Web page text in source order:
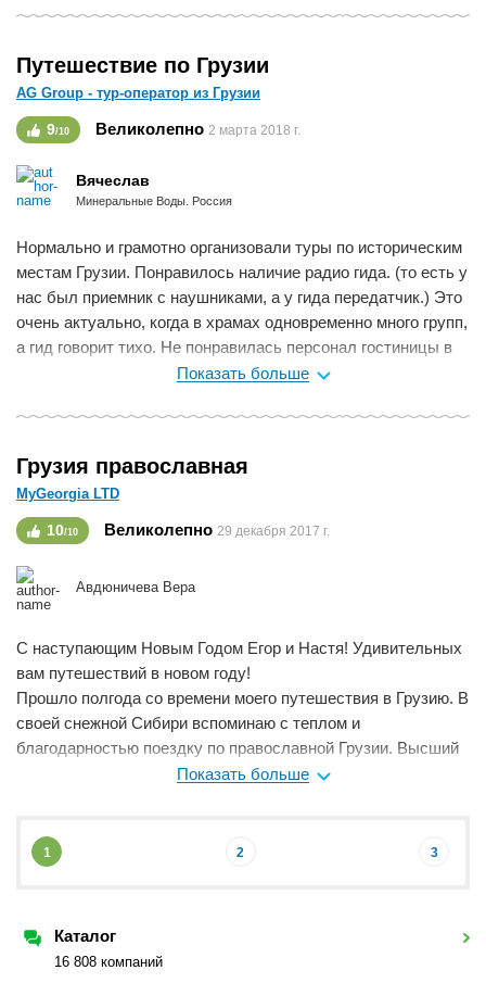
В Батуми отель был замечательный и удачно расположен,
(мои извинения, если имя - оно очень необычное - написала
с ошибками) на редкость интеллигентно и очень интересно
вел экскурсию. Транспорт был комфортным.
У нас остались самые лучшие впечатления от поездок.
Сотрудник компании Илона Микелова, которая работала с
нами, была "на высоте", она профессионал, об этом могу
Желаю ей, а также фирме Ameli Travel быть всегда такими
же доброжелательными и, конечно, профессиональными
специалистами.
Удачи!
Мне нравится 0
Путешествие по Грузии
AG Group - тур-оператор из Грузии
9/10 Великолепно 2 марта 2018 г.
Вячеслав
Минеральные Воды. Россия
Нормально и грамотно организовали туры по историческим
местам Грузии. Понравилось наличие радио гида. (то есть у
нас был приемник с наушниками, а у гида передатчик.) Это
очень актуально, когда в храмах одновременно много групп,
а гид говорит тихо. Не понравилась персонал гостиницы в
Кутаиси, правда были там одну ночь.
Показать больше
Грузия православная
MyGeorgia LTD
10/10 Великолепно 29 декабря 2017 г.
Авдюничева Вера
С наступающим Новым Годом Егор и Настя! Удивительных
вам путешествий в новом году!
Прошло полгода со времени моего путешествия в Грузию. В
своей снежной Сибири вспоминаю с теплом и
благодарностью поездку по православной Грузии. Высший
уровень организации, начиная от встречи в аэропорту и на
водители, хороший уровень размещения в отелях,
практически индивидуальный подбор поездки для каждого
предпринимала особых усилий, но на каждом этапе
чувствовалась ее забота о каждом, везде нас ждали
Показать больше
1 2 3
Каталог
16 808 компаний